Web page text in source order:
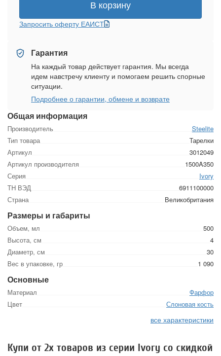
Общая информация
Производитель
Steelite
Тип товара
Тарелки
Артикул
3012049
Артикул производителя
1500A350
Серия
Ivory
ТН ВЭД
6911100000
Страна
Великобритания
Размеры и габариты
Объем, мл
500
Высота, см
4
Диаметр, см
30
Вес в упаковке, гр
1 090
Основные
Материал
Фарфор
Цвет
Слоновая кость
все характеристики
В корзину
Запросить оферту ЕАИСТ
Гарантия
На каждый товар действует гарантия. Мы всегда
идем навстречу клиенту и помогаем решить спорные
ситуации.
Подробнее о гарантии, обмене и возврате
Купи от 2х товаров из серии Ivory со скидкой